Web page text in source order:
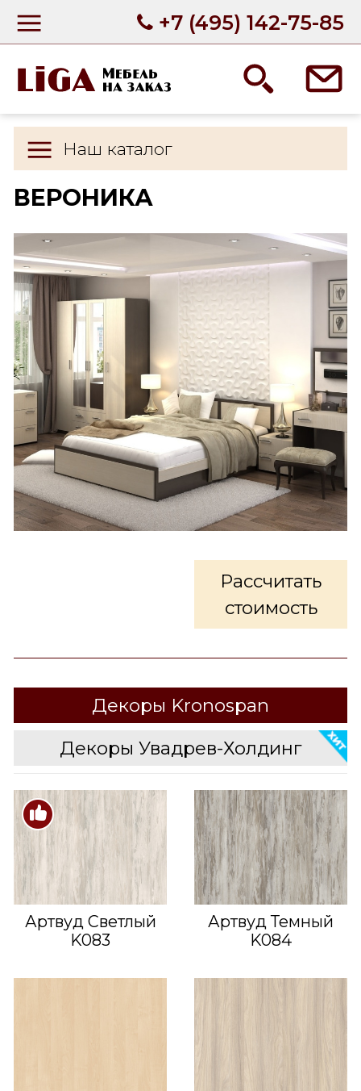
+7 (495) 142-75-85
Наш каталог
ВЕРОНИКА
Рассчитать
стоимость
Декоры Kronospan
Декоры Увадрев-Холдинг
Артвуд Светлый
K083
Артвуд Темный
K084